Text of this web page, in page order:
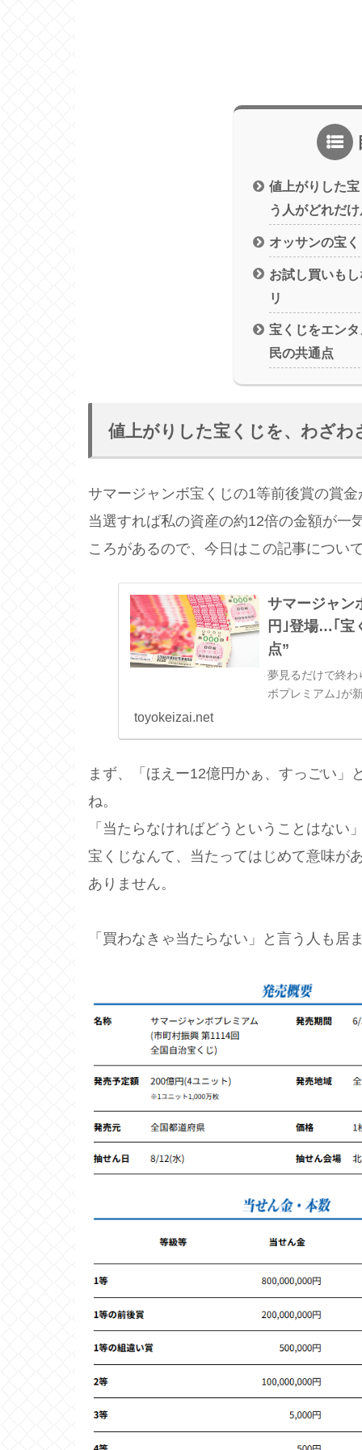
値上がりした
う人がどれだ
オッサンの宝
お試し買いも
リ
宝くじをエン
民の共通点
値上がりした宝くじを、わざ
サマージャンボ宝くじの1等前後賞の賞
当選すれば私の資産の約12倍の金額が一
ころがあるので、今日はこの記事につい
サマージャン
円｣登場…｢宝
点”
夢見るだけで終わ
ボプレミアム｣が
toyokeizai.net
まず、「ほえー12億円かぁ、すっごい」
ね。
「当たらなければどうということはな
宝くじなんて、当たってはじめて意味が
ありません。
「買わなきゃ当たらない」と言う人も